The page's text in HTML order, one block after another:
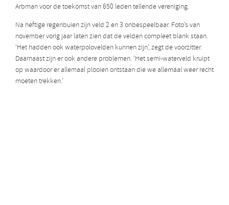
Arbman voor de toekomst van 650 leden tellende vereniging.
Na heftige regenbuien zijn veld 2 en 3 onbespeelbaar. Foto’s van
november vorig jaar laten zien dat de velden compleet blank staan.
‘Het hadden ook waterpolovelden kunnen zijn’, zegt de voorzitter.
Daarnaast zijn er ook andere problemen. ‘Het semi-waterveld kruipt
op waardoor er allemaal plooien ontstaan die we allemaal weer recht
moeten trekken.’